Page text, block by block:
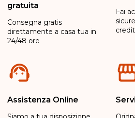
gratuita
Consegna gratis
direttamente a casa tua in
24/48 ore
Fai
Assistenza Online